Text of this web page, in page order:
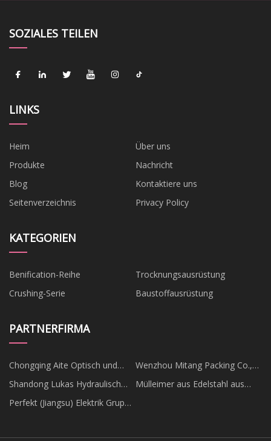
SOZIALES TEILEN
LINKS
Heim
Über uns
Produkte
Nachricht
Blog
Kontaktiere uns
Seitenverzeichnis
Privacy Policy
KATEGORIEN
Benification-Reihe
Trocknungsausrüstung
Crushing-Serie
Baustoffausrüstung
PARTNERFIRMA
Chongqing Aite Optisch und
Elektronik Co., GmbH.
Wenzhou Mitang Packing Co.,
Ltd
Shandong Lukas Hydraulisch
Technologie Co., Ltd
Mülleimer aus Edelstahl aus
Perfekt (Jiangsu) Elektrik Gruppe